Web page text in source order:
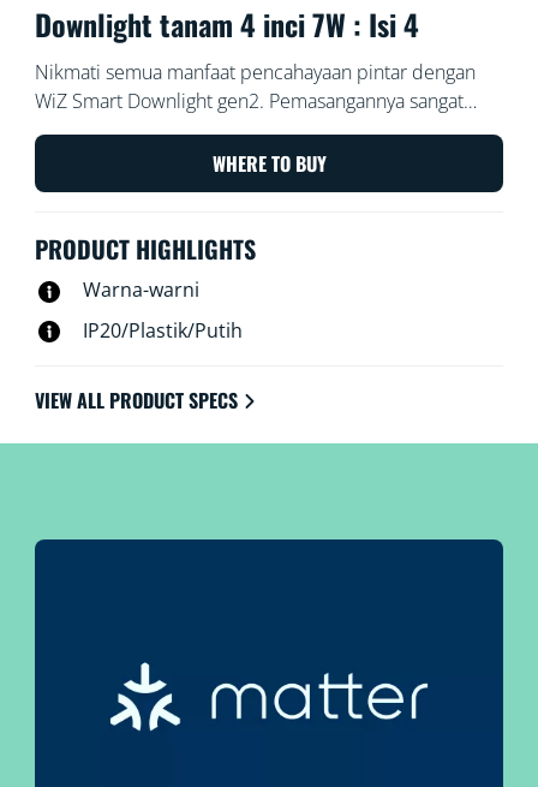
Downlight tanam 4 inci 7W : Isi 4
Nikmati semua manfaat pencahayaan pintar dengan
WiZ Smart Downlight gen2. Pemasangannya sangat
mudah – cukup pasang lampu Anda, unduh aplikasi
WiZ, ikuti petunjuknya, dan siap dipasang! Aplikasi ini
akan berfungsi dengan Wi-Fi yang ada di rumah Anda,
tambahan seperti hub atau gateway, dan Anda dapat
aplikasi atau perintah suara.
WHERE TO BUY
PRODUCT HIGHLIGHTS
Warna-warni
IP20/Plastik/Putih
VIEW ALL PRODUCT SPECS